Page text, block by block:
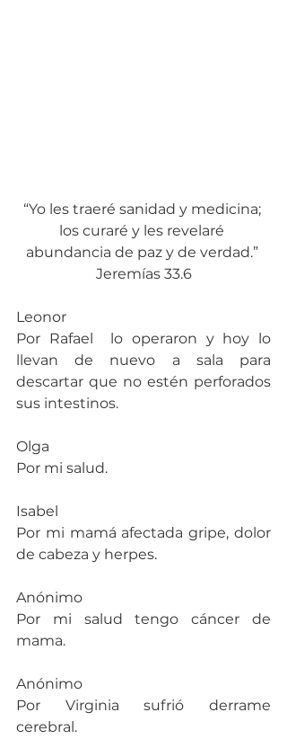
“Yo les traeré sanidad y medicina;
los curaré y les revelaré
abundancia de paz y de verdad.”
Jeremías 33.6
Leonor
Por Rafael  lo operaron y hoy lo
llevan de nuevo a sala para
descartar que no estén perforados
sus intestinos.
Olga
Por mi salud.
Isabel
Por mi mamá afectada gripe, dolor
de cabeza y herpes.
Anónimo
Por mi salud tengo cáncer de
mama.
Anónimo
Por Virginia sufrió derrame
cerebral.